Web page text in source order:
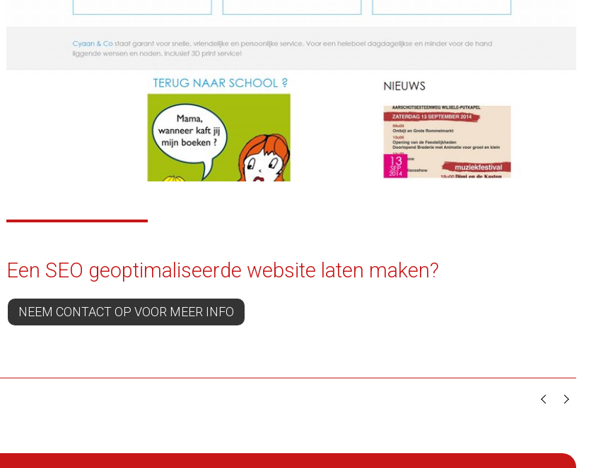
Een SEO geoptimaliseerde website laten maken?
NEEM CONTACT OP VOOR MEER INFO